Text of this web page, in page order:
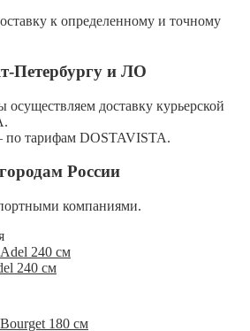
к определенному и точному
Петербургу и ЛО
доставку курьерской
по тарифам DOSTAVISTA.
России
компаниями.
240 см